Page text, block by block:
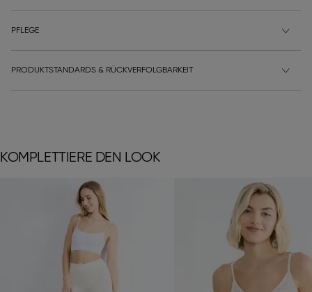
PFLEGE
PRODUKTSTANDARDS & RÜCKVERFOLGBARKEIT
KOMPLETTIERE DEN LOOK